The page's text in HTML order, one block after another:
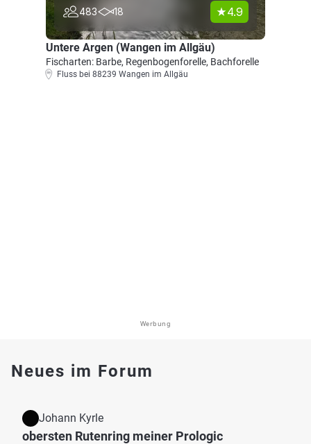
483 18 4.9
Untere Argen (Wangen im Allgäu)
Fischarten: Barbe, Regenbogenforelle, Bachforelle
Fluss bei 88239 Wangen im Allgäu
Werbung
Neues im Forum
Johann Kyrle
obersten Rutenring meiner Prologic